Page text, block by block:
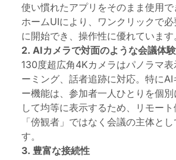
使い慣れたアプリをそのまま使用
ホームUIにより、ワンクリックで
に開始でき、操作性に優れています
2. AIカメラで対面のような会議体験
130度超広角4Kカメラはパノラマ表
ーミング、話者追跡に対応。特にAI
ー機能は、参加者一人ひとりを個
して均等に表示するため、リモー
「傍観者」ではなく会議の主体と
す。
3. 豊富な接続性